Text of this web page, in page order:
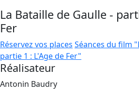
La Bataille de Gaulle -
Fer
Réservez vos places Séances du film
partie 1 : L'Age de Fer"
Réalisateur
Antonin Baudry